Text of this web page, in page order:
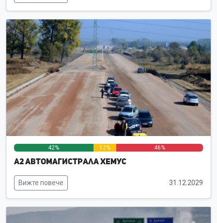
42% 12% 46%
А2 Автомагистрала Хемус
Вижте повече 31.12.2029